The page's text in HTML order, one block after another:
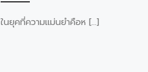
ในยุคที่ความแม่นยำคือห […]